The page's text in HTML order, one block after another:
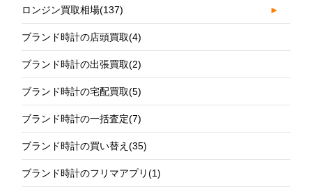
ロンジン買取相場(137) ►
ブランド時計の店頭買取(4)
ブランド時計の出張買取(2)
ブランド時計の宅配買取(5)
ブランド時計の一括査定(7)
ブランド時計の買い替え(35)
ブランド時計のフリマアプリ(1)